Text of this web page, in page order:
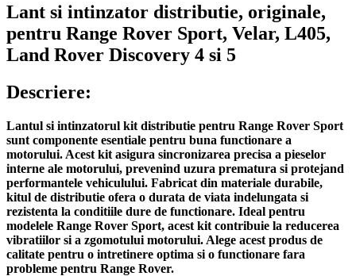
Lant si intinzator distributie, originale,
pentru Range Rover Sport, Velar, L405,
Land Rover Discovery 4 si 5
Descriere:
Lantul si intinzatorul kit distributie pentru Range Rover Sport
sunt componente esentiale pentru buna functionare a
motorului. Acest kit asigura sincronizarea precisa a pieselor
interne ale motorului, prevenind uzura prematura si protejand
performantele vehiculului. Fabricat din materiale durabile,
kitul de distributie ofera o durata de viata indelungata si
rezistenta la conditiile dure de functionare. Ideal pentru
modelele Range Rover Sport, acest kit contribuie la reducerea
vibratiilor si a zgomotului motorului. Alege acest produs de
calitate pentru o intretinere optima si o functionare fara
probleme pentru Range Rover.